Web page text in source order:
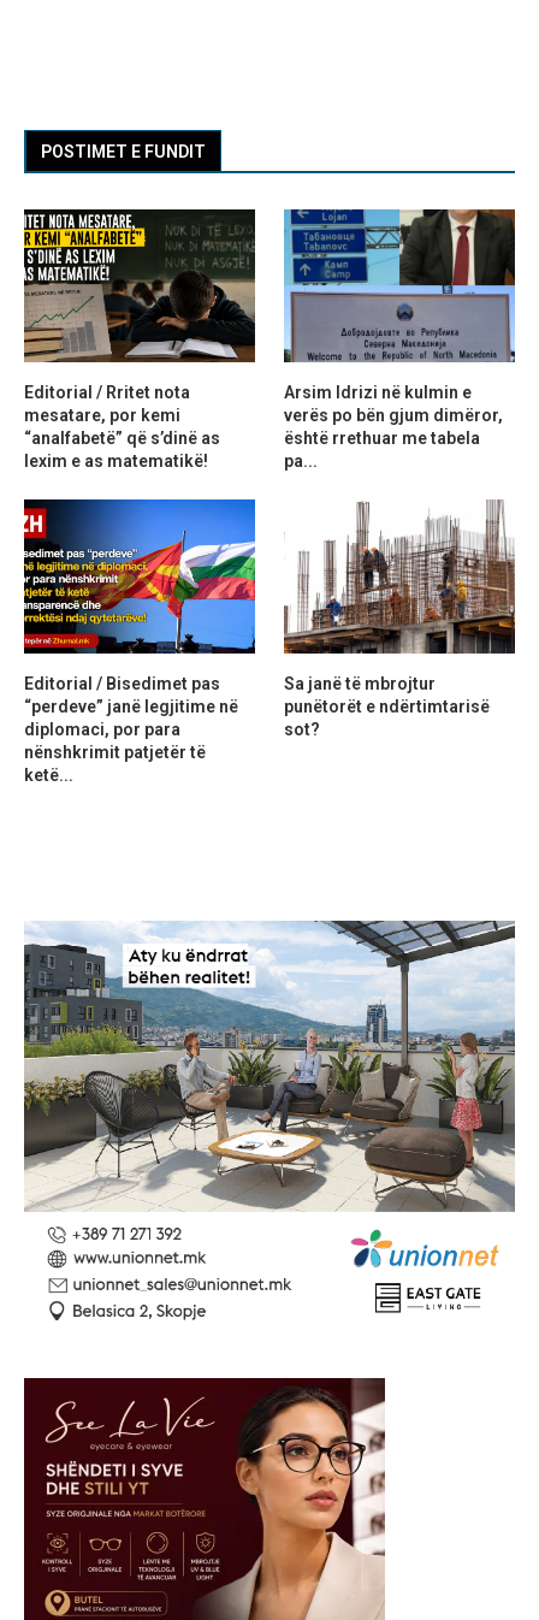
POSTIMET E FUNDIT
Editorial / Rritet nota
mesatare, por kemi
“analfabetë” që s’dinë as
lexim e as matematikë!
Arsim Idrizi në kulmin e
verës po bën gjum dimëror,
është rrethuar me tabela
pa...
Editorial / Bisedimet pas
“perdeve” janë legjitime në
diplomaci, por para
nënshkrimit patjetër të
ketë...
Sa janë të mbrojtur
punëtorët e ndërtimtarisë
sot?